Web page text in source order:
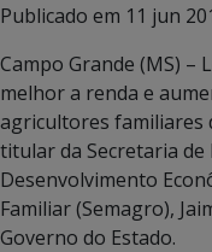
Publicado em 11 jun
Campo Grande (MS) –
melhor a renda e
agricultores familiares
titular da Secretaria de
Desenvolvimento
Familiar (Semagro),
Governo do Estado.